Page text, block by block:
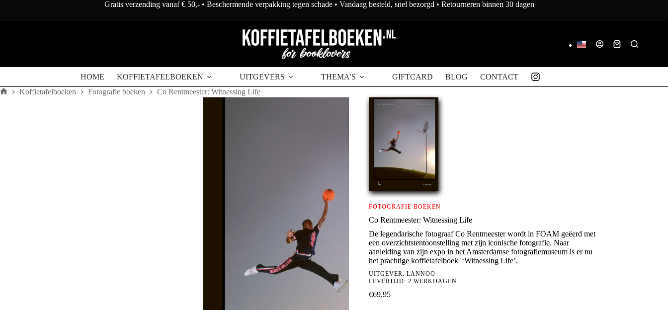
Gratis verzending vanaf € 50,- • Beschermende verpakking tegen schade • Vandaag besteld, snel bezorgd • Retourneren binnen 30 dagen
Winkelwagen
HOME KOFFIETAFELBOEKEN UITGEVERS THEMA’S GIFTCARD BLOG CONTACT
Koffietafelboeken Fotografie boeken Co Rentmeester: Witnessing Life
FOTOGRAFIE BOEKEN
Co Rentmeester: Witnessing Life
De legendarische fotograaf Co Rentmeester wordt in FOAM geëerd met
een overzichtstentoonstelling met zijn iconische fotografie. Naar
aanleiding van zijn expo in het Amsterdamse fotografiemuseum is er nu
het prachtige koffietafelboek '‘Witnessing Life’.
UITGEVER: LANNOO
LEVERTIJD: 2 WERKDAGEN
€69,95